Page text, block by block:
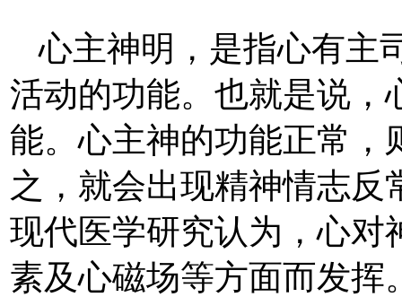
心主神明，是指心有主
活动的功能。也就是说，
能。心主神的功能正常，
之，就会出现精神情志
现代医学研究认为，心对
素及心磁场等方面而发挥